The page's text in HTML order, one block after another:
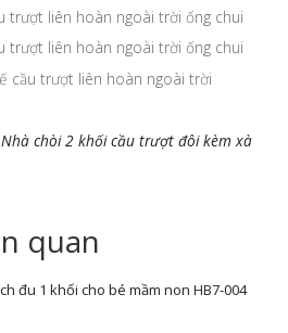
Nhà chòi 2 khối cầu trượt đôi kèm xà
quan